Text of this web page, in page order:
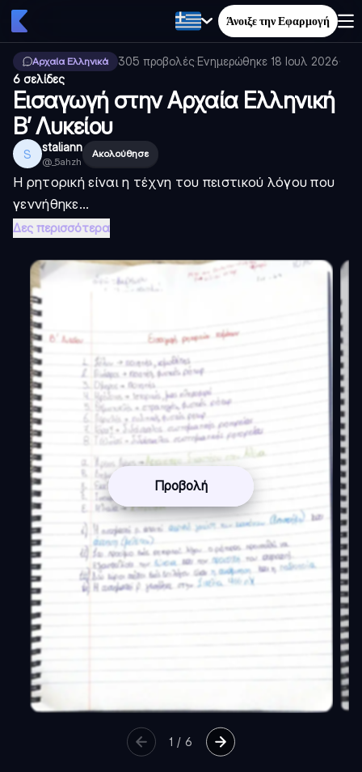
Άνοιξε την Εφαρμογή
Αρχαία Ελληνικά 305 προβολές·Ενημερώθηκε 18 Ιουλ 2026·
6 σελίδες
Εισαγωγή στην Αρχαία Ελληνική
Β’ Λυκείου
S staliann
@ _5ahzh
Ακολούθησε
Η ρητορική είναι η τέχνη του πειστικού λόγου που
γεννήθηκε...
Δες περισσότερα
Προβολή
1 /6